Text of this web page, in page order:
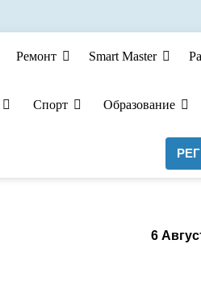
Ремонт Smart Master
Спорт Образование
6